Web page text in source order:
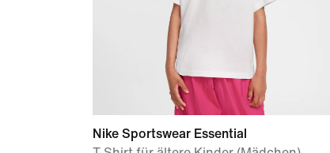
Nike Sportswear Essential